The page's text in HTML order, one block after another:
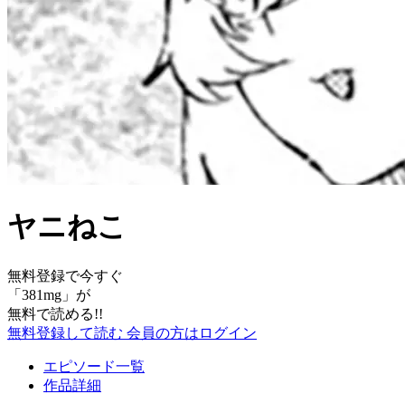
ヤニねこ
無料登録で今すぐ
「 381mg 」が
無料で読める!!
無料登録して読む 会員の方はログイン
エピソード一覧
作品詳細